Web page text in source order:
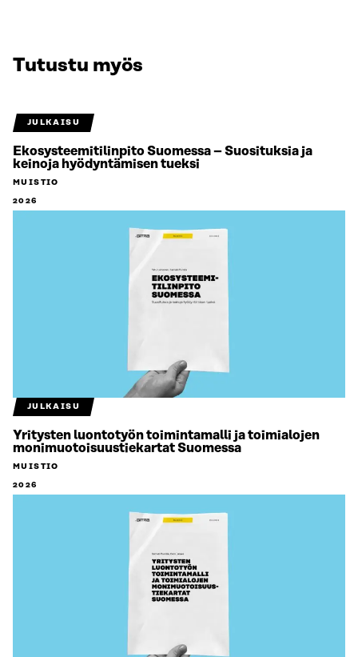
Tutustu myös
JULKAISU
Ekosysteemitilinpito Suomessa – Suosituksia ja
keinoja hyödyntämisen tueksi
MUISTIO
2026
JULKAISU
Yritysten luontotyön toimintamalli ja toimialojen
monimuotoisuustiekartat Suomessa
MUISTIO
2026